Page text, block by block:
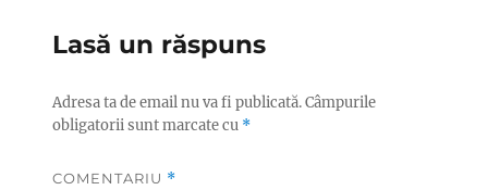
Lasă un răspuns
Adresa ta de email nu va fi publicată.Câmpurile
obligatorii sunt marcate cu *
COMENTARIU *